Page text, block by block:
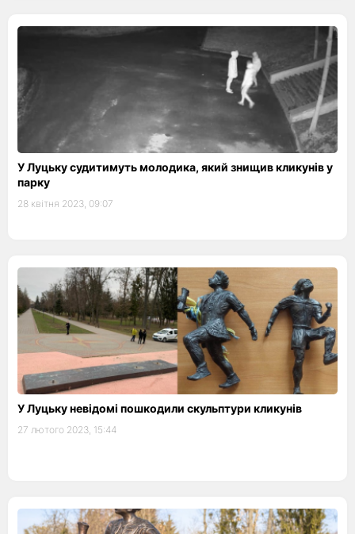
У Луцьку судитимуть молодика, який знищив кликунів у
парку
28 квітня 2023, 09:07
У Луцьку невідомі пошкодили скульптури кликунів
27 лютого 2023, 15:44